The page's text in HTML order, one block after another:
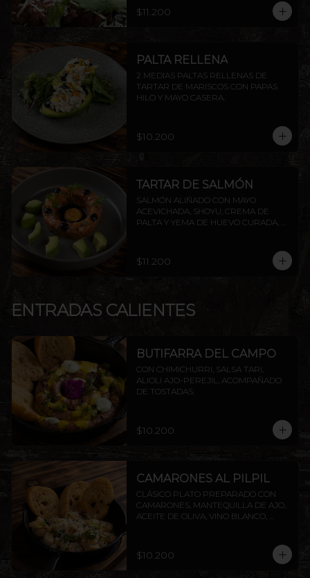
DE TOSTADAS DE LA CASA.
$11.200
PALTA RELLENA
2 MEDIAS PALTAS RELLENAS DE
TARTAR DE MARISCOS CON PAPAS
HILO Y MAYO CASERA.
$10.200
TARTAR DE SALMÓN
SALMÓN ALIÑADO CON MAYO
ACEVICHADA, SHOYU, CREMA DE
PALTA Y YEMA DE HUEVO CURADA,
$11.200
ENTRADAS CALIENTES
BUTIFARRA DEL CAMPO
CON CHIMICHURRI, SALSA TARI,
ALIOLI AJO-PEREJIL, ACOMPAÑADO
DE TOSTADAS.
$10.200
CAMARONES AL PILPIL
CLÁSICO PLATO PREPARADO CON
CAMARONES, MANTEQUILLA DE AJO,
ACEITE DE OLIVA, VINO BLANCO,
$10.200